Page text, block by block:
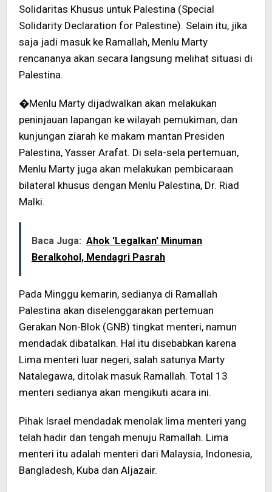
Solidaritas Khusus untuk Palestina (Special
Solidarity Declaration for Palestine). Selain itu, jika
saja jadi masuk ke Ramallah, Menlu Marty
rencananya akan secara langsung melihat situasi di
Palestina.
�Menlu Marty dijadwalkan akan melakukan
peninjauan lapangan ke wilayah pemukiman, dan
kunjungan ziarah ke makam mantan Presiden
Palestina, Yasser Arafat. Di sela-sela pertemuan,
Menlu Marty juga akan melakukan pembicaraan
bilateral khusus dengan Menlu Palestina, Dr. Riad
Malki.
Baca Juga: Ahok 'Legalkan' Minuman
Beralkohol, Mendagri Pasrah
Pada Minggu kemarin, sedianya di Ramallah
Palestina akan diselenggarakan pertemuan
Gerakan Non-Blok (GNB) tingkat menteri, namun
mendadak dibatalkan. Hal itu disebabkan karena
Lima menteri luar negeri, salah satunya Marty
Natalegawa, ditolak masuk Ramallah. Total 13
menteri sedianya akan mengikuti acara ini.
Pihak Israel mendadak menolak lima menteri yang
telah hadir dan tengah menuju Ramallah. Lima
menteri itu adalah menteri dari Malaysia, Indonesia,
Bangladesh, Kuba dan Aljazair.